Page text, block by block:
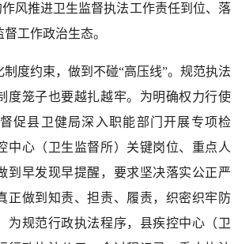
作风推进卫生监督执法工作责任到位、落
工作政治生态。
度约束，做到不碰“高压线”。规范执法
度笼子也要越扎越牢。为明确权力行使
促县卫健局深入职能部门开展专项检
中心（卫生监督所）关键岗位、重点人
到早发现早提醒，要求坚决落实公正严
正做到知责、担责、履责，织密织牢防
为规范行政执法程序，县疾控中心（卫